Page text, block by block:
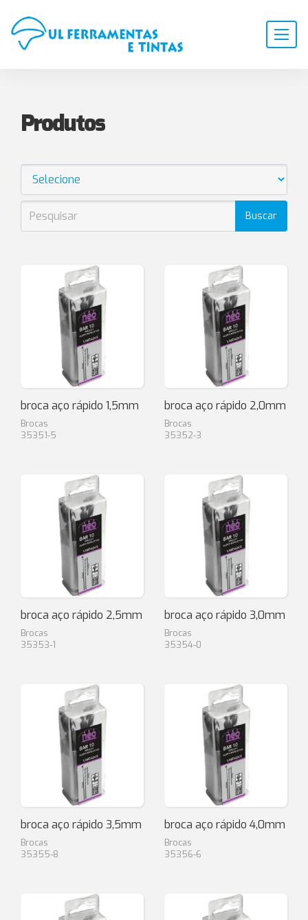
Produtos
Buscar
broca aço rápido 1,5mm
Brocas
35351-5
broca aço rápido 2,0mm
Brocas
35352-3
broca aço rápido 2,5mm
Brocas
35353-1
broca aço rápido 3,0mm
Brocas
35354-0
broca aço rápido 3,5mm
Brocas
35355-8
broca aço rápido 4,0mm
Brocas
35356-6